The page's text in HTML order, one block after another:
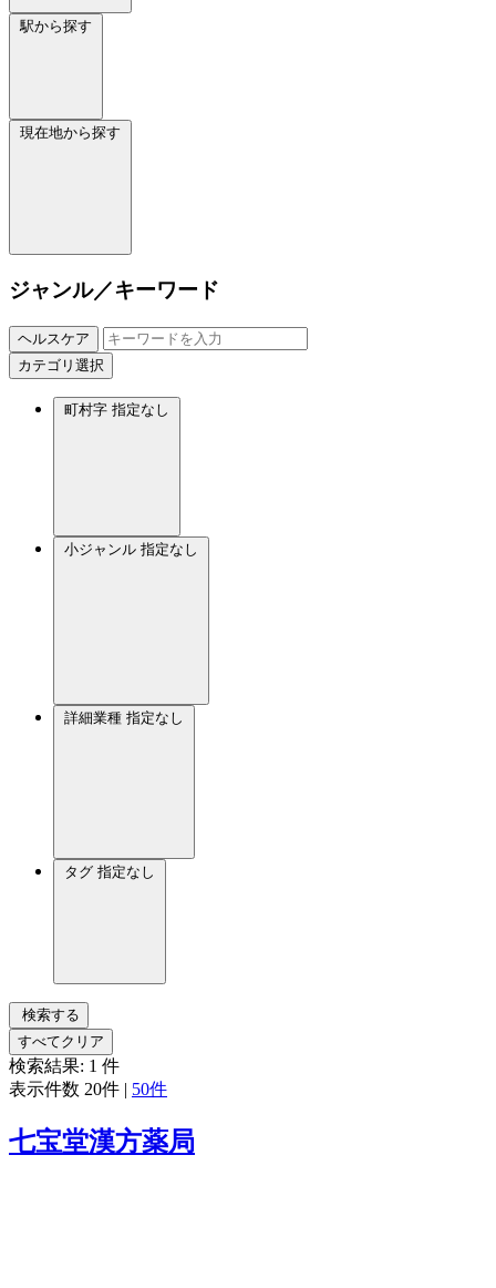
駅から探す
現在地から探す
ジャンル／キーワード
ヘルスケア
カテゴリ選択
町村字 指定なし
小ジャンル 指定なし
詳細業種 指定なし
タグ 指定なし
検索する
すべてクリア
検索結果: 1 件
表示件数 20件 | 50件
七宝堂漢方薬局